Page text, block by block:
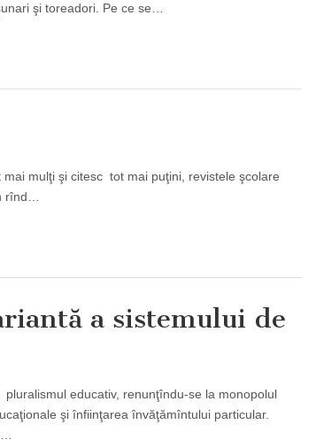
şi toreadori. Pe ce se…
mulţi şi citesc tot mai puţini, revistele şcolare
rînd…
a sistemului de
educativ, renunţîndu-se la monopolul
şi înfiinţarea învăţămîntului particular.